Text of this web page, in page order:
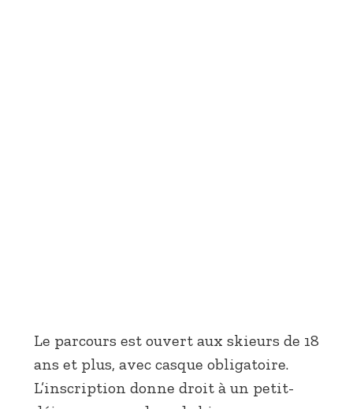
Le parcours est ouvert aux skieurs de 18
ans et plus, avec casque obligatoire.
L’inscription donne droit à un petit-